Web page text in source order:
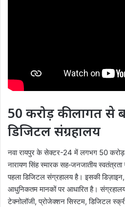
50 करोड़ की लागत से
डिजिटल संग्रहालय
नवा रायपुर के सेक्टर-24 में लगभग 50 करोड़
नारायण सिंह स्मारक सह‑जनजातीय
पहला डिजिटल संग्रहालय है। इसकी
आधुनिकतम मानकों पर आधारित है।
टेक्नोलॉजी, प्रोजेक्शन सिस्टम, डिजिटल